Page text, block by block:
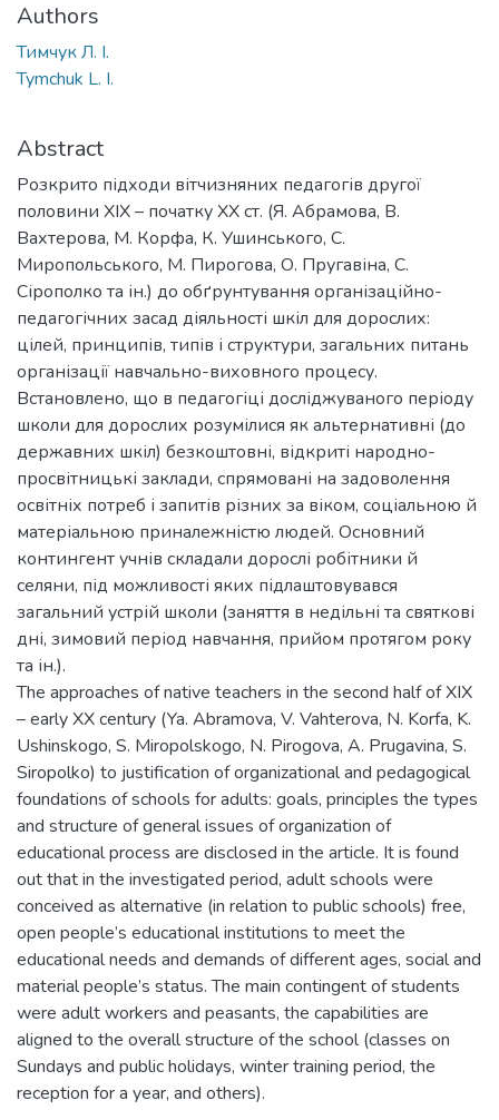
Authors
Тимчук Л. І.
Tymchuk L. I.
Abstract
Розкрито підходи вітчизняних педагогів другої
половини ХІХ – початку ХХ ст. (Я. Абрамова, В.
Вахтерова, М. Корфа, К. Ушинського, С.
Миропольського, М. Пирогова, О. Пругавіна, С.
Сірополко та ін.) до обґрунтування організаційно-
педагогічних засад діяльності шкіл для дорослих:
цілей, принципів, типів і структури, загальних питань
організації навчально-виховного процесу.
Встановлено, що в педагогіці досліджуваного періоду
школи для дорослих розумілися як альтернативні (до
державних шкіл) безкоштовні, відкриті народно-
просвітницькі заклади, спрямовані на задоволення
освітніх потреб і запитів різних за віком, соціальною й
матеріальною приналежністю людей. Основний
контингент учнів складали дорослі робітники й
селяни, під можливості яких підлаштовувався
загальний устрій школи (заняття в недільні та святкові
дні, зимовий період навчання, прийом протягом року
та ін.).
The approaches of native teachers in the second half of XIX
– early XX century (Ya. Abramova, V. Vahterova, N. Korfa, K.
Ushinskogo, S. Miropolskogo, N. Pirogova, A. Prugavina, S.
Siropolko) to justification of organizational and pedagogical
foundations of schools for adults: goals, principles the types
and structure of general issues of organization of
educational process are disclosed in the article. It is found
out that in the investigated period, adult schools were
conceived as alternative (in relation to public schools) free,
open people’s educational institutions to meet the
educational needs and demands of different ages, social and
material people’s status. The main contingent of students
were adult workers and peasants, the capabilities are
aligned to the overall structure of the school (classes on
Sundays and public holidays, winter training period, the
reception for a year, and others).